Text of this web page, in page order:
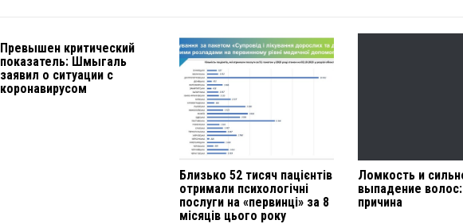
Превышен критический
показатель: Шмыгаль
заявил о ситуации с
коронавирусом
Близько 52 тисяч пацієнтів
отримали психологічні
послуги на «первинці» за 8
місяців цього року
Ломкость и
выпадение
причина